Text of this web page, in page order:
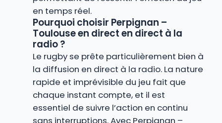
en temps réel.
Pourquoi choisir Perpignan –
Toulouse en direct en direct à la
radio ?
Le rugby se prête particulièrement bien à
la diffusion en direct à la radio. La nature
rapide et imprévisible du jeu fait que
chaque instant compte, et il est
essentiel de suivre l’action en continu